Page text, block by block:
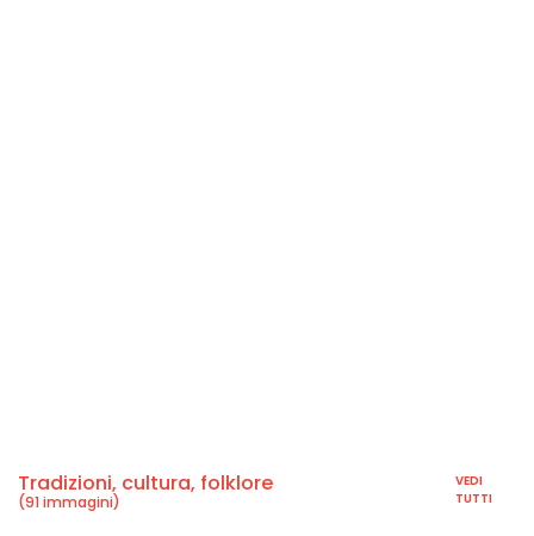
Tradizioni, cultura, folklore
(91 immagini)
VEDI
TUTTI